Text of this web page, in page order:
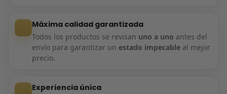
Máxima calidad garantizada
Todos los productos se revisan uno a uno antes del
envío para garantizar un estado impecableal mejor
precio.
Experiencia única